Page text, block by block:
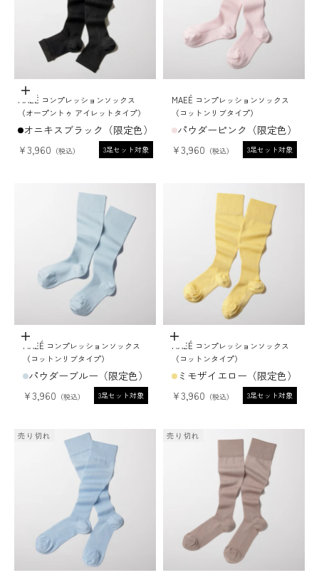
ADD TO CART
MAEÉ コンプレッションソックス
（オープントゥ アイレットタイプ）
オニキスブラック（限定色）
セール価格
¥3,960 3足セット対象
MAEÉ コンプレッションソックス
（コットンリブタイプ）
パウダーピンク（限定色）
セール価格
¥3,960 3足セット対象
オプションを選択
MAEÉ コンプレッションソックス
（コットンリブタイプ）
パウダーブルー（限定色）
セール価格
¥3,960 3足セット対象
オプションを選択
MAEÉ コンプレッションソックス
（コットンタイプ）
ミモザイエロー（限定色）
セール価格
¥3,960 3足セット対象
売り切れ 売り切れ